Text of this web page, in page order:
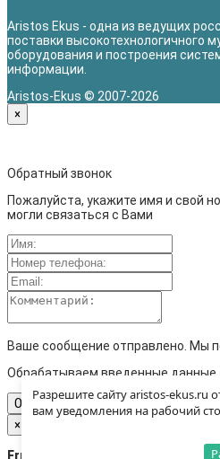
Разрешите сайту aristos-ekus.ru
вам уведомления на рабочий
Aristos Ekus - одна из ведущих
поставки высокотехнологичного
оборудования и построения
информации.
Aristos-Ekus © 2007-2026
×
Обратный звонок
Пожалуйста, укажите имя и свой
могли связаться с Вами
Ваше сообщение отправлено. Мы
Обрабатываем введенные данные...
Отправить
×